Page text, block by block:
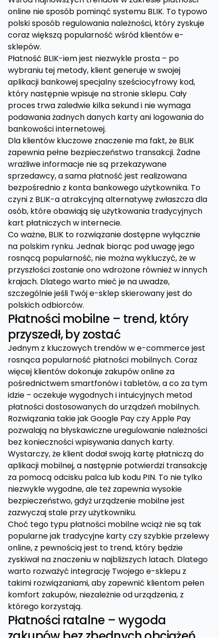
online nie sposób pominąć systemu BLIK. To typowo
polski sposób regulowania należności, który zyskuje
coraz większą popularność wśród klientów e-
sklepów.
Płatność BLIK-iem jest niezwykle prosta – po
wybraniu tej metody, klient generuje w swojej
aplikacji bankowej specjalny sześciocyfrowy kod,
który następnie wpisuje na stronie sklepu. Cały
proces trwa zaledwie kilka sekund i nie wymaga
podawania żadnych danych karty ani logowania do
bankowości internetowej.
Dla klientów kluczowe znaczenie ma fakt, że BLIK
zapewnia pełne bezpieczeństwo transakcji. Żadne
wrażliwe informacje nie są przekazywane
sprzedawcy, a sama płatność jest realizowana
bezpośrednio z konta bankowego użytkownika. To
czyni z BLIK-a atrakcyjną alternatywę zwłaszcza dla
osób, które obawiają się użytkowania tradycyjnych
kart płatniczych w internecie.
Co ważne, BLIK to rozwiązanie dostępne wyłącznie
na polskim rynku. Jednak biorąc pod uwagę jego
rosnącą popularność, nie można wykluczyć, że w
przyszłości zostanie ono wdrożone również w innych
krajach. Dlatego warto mieć je na uwadze,
szczególnie jeśli Twój e-sklep skierowany jest do
polskich odbiorców.
Płatności mobilne – trend, który
przyszedł, by zostać
Jednym z kluczowych trendów w e-commerce jest
rosnąca popularność płatności mobilnych. Coraz
więcej klientów dokonuje zakupów online za
pośrednictwem smartfonów i tabletów, a co za tym
idzie – oczekuje wygodnych i intuicyjnych metod
płatności dostosowanych do urządzeń mobilnych.
Rozwiązania takie jak Google Pay czy Apple Pay
pozwalają na błyskawiczne uregulowanie należności
bez konieczności wpisywania danych karty.
Wystarczy, że klient dodał swoją kartę płatniczą do
aplikacji mobilnej, a następnie potwierdzi transakcję
za pomocą odcisku palca lub kodu PIN. To nie tylko
niezwykle wygodne, ale też zapewnia wysokie
bezpieczeństwo, gdyż urządzenie mobilne jest
zazwyczaj stale przy użytkowniku.
Choć tego typu płatności mobilne wciąż nie są tak
popularne jak tradycyjne karty czy szybkie przelewy
online, z pewnością jest to trend, który będzie
zyskiwał na znaczeniu w najbliższych latach. Dlatego
warto rozważyć integrację Twojego e-sklepu z
takimi rozwiązaniami, aby zapewnić klientom pełen
komfort zakupów, niezależnie od urządzenia, z
którego korzystają.
Płatności ratalne – wygoda